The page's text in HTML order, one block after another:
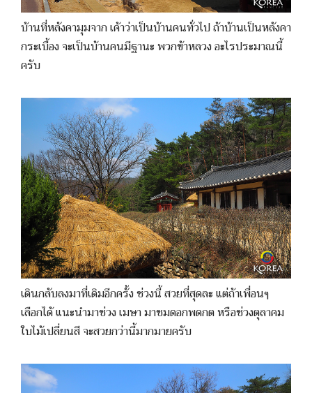
บ้านที่หลังคามุมจาก เค้าว่าเป็นบ้านคนทั่วไป ถ้าบ้านเป็นหลังคา
กระเบื้อง จะเป็นบ้านคนมีฐานะ พวกข้าหลวง อะไรประมาณนี้
ครับ
เดินกลับลงมาที่เดิมอีกครั้ง ช่วงนี้ สวยที่สุดละ แต่ถ้าเพื่อนๆ
เลือกได้ แนะนำมาช่วง เมษา มาชมดอกพดกต หรือช่วงตุลาคม
ใบไม้เปลี่ยนสี จะสวยกว่านี้มากมายครับ